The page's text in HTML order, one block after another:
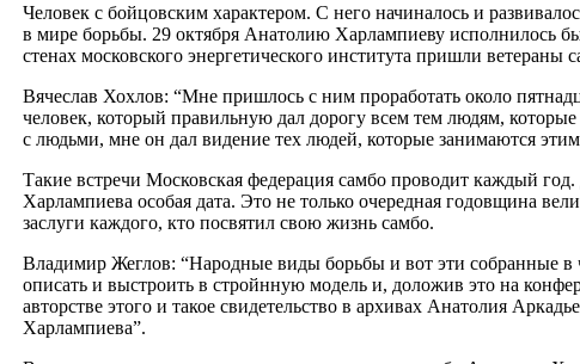
Человек с бойцовским характером. С него начиналось и
в мире борьбы. 29 октября Анатолию Харлампиеву исполнилось
стенах московского энергетического института пришли ветераны
Вячеслав Хохлов: “Мне пришлось с ним проработать около
человек, который правильную дал дорогу всем тем людям,
с людьми, мне он дал видение тех людей, которые занимаются
Такие встречи Московская федерация самбо проводит каждый
Харлампиева особая дата. Это не только очередная годовщина
заслуги каждого, кто посвятил свою жизнь самбо.
Владимир Жеглов: “Народные виды борьбы и вот эти собранные в
описать и выстроить в стройнную модель и, доложив это на
авторстве этого и такое свидетельство в архивах Анатолия
Харлампиева”.